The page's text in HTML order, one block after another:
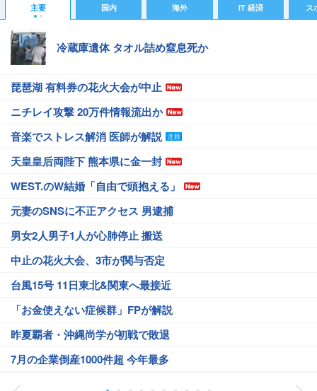
主要 国内 海外 IT 経済 ス
冷蔵庫遺体 タオル詰め窒息死か
琵琶湖 有料券の花火大会が中止
ニチレイ攻撃 20万件情報流出か
音楽でストレス解消 医師が解説
天皇皇后両陛下 熊本県に金一封
WEST.のW結婚「自由で頭抱える」
元妻のSNSに不正アクセス 男逮捕
男女2人男子1人が心肺停止 搬送
中止の花火大会、3市が関与否定
台風15号 11日東北&関東へ最接近
「お金使えない症候群」FPが解説
昨夏覇者・沖縄尚学が初戦で敗退
7月の企業倒産1000件超 今年最多